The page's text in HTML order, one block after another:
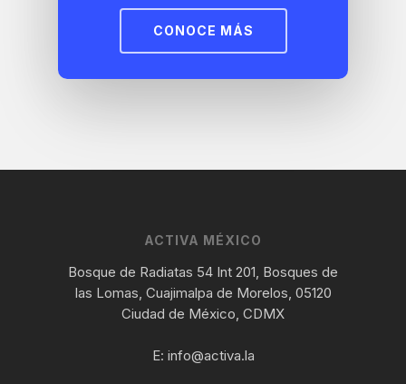
CONOCE MÁS
ACTIVA MÉXICO
Bosque de Radiatas 54 Int 201, Bosques de
las Lomas, Cuajimalpa de Morelos, 05120
Ciudad de México, CDMX
E: info@activa.la